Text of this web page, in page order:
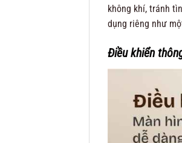
không khí, tránh
dụng riêng như
Điều khiển